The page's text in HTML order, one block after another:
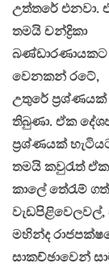
උත්තරේ එනවා.
තමයි චන්ද්‍රිකා
බණ්ඩාරණායකට
‍වෙනකන් රටේ,
උතුරේ ප්‍රශ්ණයක්
තිබුණා. ඒක
ප්‍රශ්ණයක්
තමයි කවුරැත්
කාලේ තේරැම්
මහින්ද
සාකච්ඡාවෙන්